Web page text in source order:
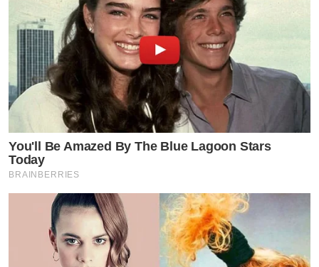
You'll Be Amazed By The Blue Lagoon Stars
Today
BRAINBERRIES